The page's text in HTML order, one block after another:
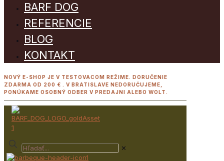
BARF DOG
REFERENCIE
BLOG
KONTAKT
NOVÝ E-SHOP JE V TESTOVACOM REŽIME. DORUČENIE
ZDARMA OD 200 € . V BRATISLAVE NEDORUČUJEME,
PONÚKAME OSOBNÝ ODBER V PREDAJNI ALEBO WOLT.
✕